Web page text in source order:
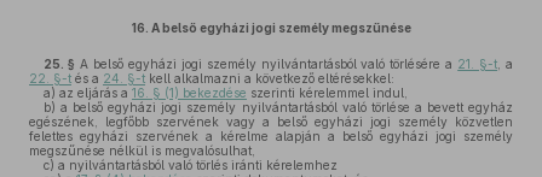
16. A belső egyházi jogi személy megszűnése
25. § A belső egyházi jogi személy nyilvántartásból való törlésére a 21. §-t , a
22. §-t és a 24. §-t kell alkalmazni a következő eltérésekkel:
a) az eljárás a 16. § (1) bekezdése szerinti kérelemmel indul,
b) a belső egyházi jogi személy nyilvántartásból való törlése a bevett egyház
egészének, legfőbb szervének vagy a belső egyházi jogi személy közvetlen
felettes egyházi szervének a kérelme alapján a belső egyházi jogi személy
megszűnése nélkül is megvalósulhat,
c) a nyilvántartásból való törlés iránti kérelemhez